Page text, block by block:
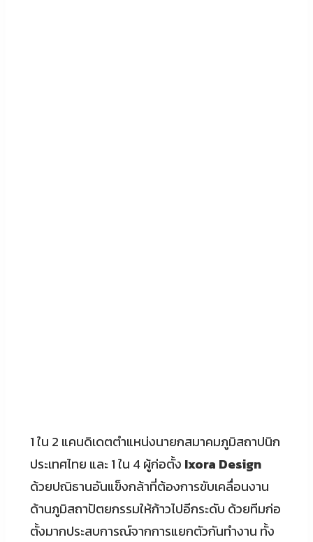
1 ใน 2 แคนดิเดตตำแหน่งนายกสมาคมภูมิสถาปนิก
ประเทศไทย และ 1 ใน 4 ผู้ก่อตั้ง Ixora Design
ด้วยปณิธานอันแข็งกล้าที่ต้องการขับเคลื่อนงาน
ด้านภูมิสถาปัตยกรรมให้ก้าวไปอีกระดับ ด้วยทีมก่อ
ตั้งมากประสบการณ์จากการแยกตัวกันทำงาน ทั้ง